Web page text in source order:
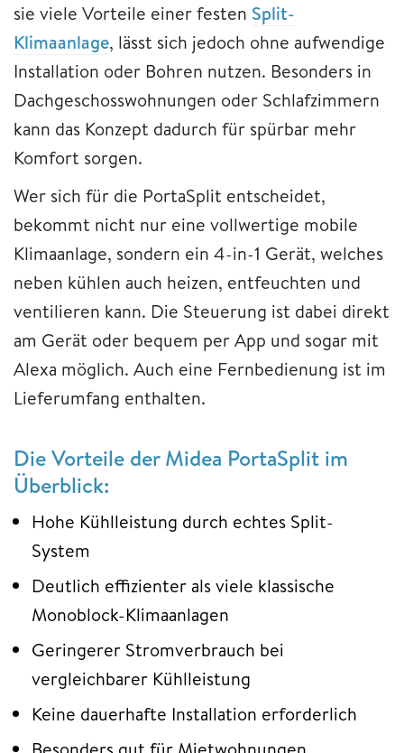
sie viele Vorteile einer festen Split-
Klimaanlage, lässt sich jedoch ohne aufwendige
Installation oder Bohren nutzen. Besonders in
Dachgeschosswohnungen oder Schlafzimmern
kann das Konzept dadurch für spürbar mehr
Komfort sorgen.
Wer sich für die PortaSplit entscheidet,
bekommt nicht nur eine vollwertige mobile
Klimaanlage, sondern ein 4-in-1 Gerät, welches
neben kühlen auch heizen, entfeuchten und
ventilieren kann. Die Steuerung ist dabei direkt
am Gerät oder bequem per App und sogar mit
Alexa möglich. Auch eine Fernbedienung ist im
Lieferumfang enthalten.
Die Vorteile der Midea PortaSplit im
Überblick:
Hohe Kühlleistung durch echtes Split-
System
Deutlich effizienter als viele klassische
Monoblock-Klimaanlagen
Geringerer Stromverbrauch bei
vergleichbarer Kühlleistung
Keine dauerhafte Installation erforderlich